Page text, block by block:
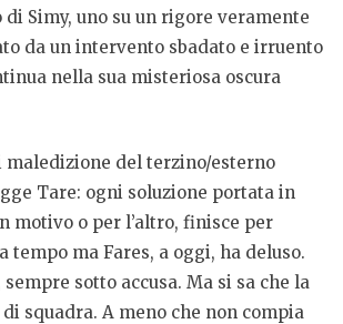
Simy, uno su un rigore veramente
da un intervento sbadato e irruento
nella sua misteriosa oscura
maledizione del terzino/esterno
Tare: ogni soluzione portata in
motivo o per l’altro, finisce per
tempo ma Fares, a oggi, ha deluso.
sotto accusa. Ma si sa che la
squadra. A meno che non compia